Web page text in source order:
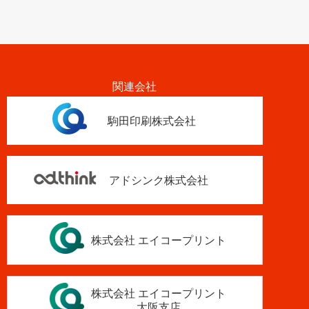
関連会社
駒田印刷株式会社
アドシンク株式会社
株式会社 エイコープリント
株式会社 エイコープリント